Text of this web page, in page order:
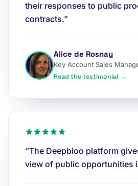
their responses to public
contracts.”
Alice de Rosnay
Key Account Sales
Read the testimonial →
“The Deepbloo platform
view of public opportunities